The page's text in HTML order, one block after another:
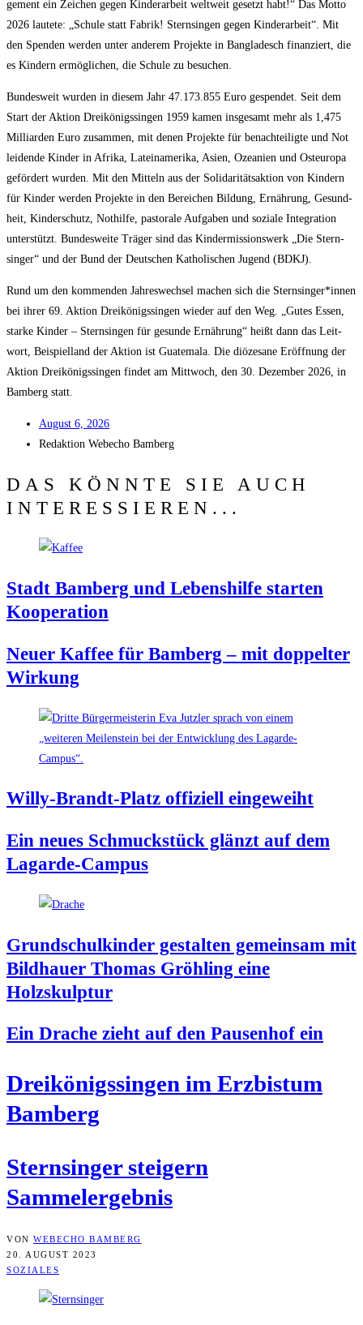
ge­ment ein Zei­chen gegen Kin­der­ar­beit welt­weit gesetzt habt!“ Das Mot­to
2026 lau­te­te: „Schu­le statt Fabrik! Stern­sin­gen gegen Kin­der­ar­beit“. Mit
den Spen­den wer­den unter ande­rem Pro­jek­te in Ban­gla­desch finan­ziert, die
es Kin­dern ermög­li­chen, die Schu­le zu besuchen.
Bun­des­weit wur­den in die­sem Jahr 47.173.855 Euro gespen­det. Seit dem
Start der Akti­on Drei­kö­nigs­sin­gen 1959 kamen ins­ge­samt mehr als 1,475
Mil­li­ar­den Euro zusam­men, mit denen Pro­jek­te für benach­tei­lig­te und Not
lei­den­de Kin­der in Afri­ka, Latein­ame­ri­ka, Asi­en, Ozea­ni­en und Ost­eu­ro­pa
geför­dert wur­den. Mit den Mit­teln aus der Soli­da­ri­täts­ak­ti­on von Kin­dern
für Kin­der wer­den Pro­jek­te in den Berei­chen Bil­dung, Ernäh­rung, Gesund­
heit, Kin­der­schutz, Not­hil­fe, pas­to­ra­le Auf­ga­ben und sozia­le Inte­gra­ti­on
unter­stützt. Bun­des­wei­te Trä­ger sind das Kin­der­mis­si­ons­werk „Die Stern­
sin­ger“ und der Bund der Deut­schen Katho­li­schen Jugend (BDKJ).
Rund um den kom­men­den Jah­res­wech­sel machen sich die Sternsinger*innen
bei ihrer 69. Akti­on Drei­kö­nigs­sin­gen wie­der auf den Weg. „Gutes Essen,
star­ke Kin­der – Stern­sin­gen für gesun­de Ernäh­rung“ heißt dann das Leit­
wort, Bei­spiel­land der Akti­on ist Gua­te­ma­la. Die diö­ze­sa­ne Eröff­nung der
Akti­on Drei­kö­nigs­sin­gen fin­det am Mitt­woch, den 30. Dezem­ber 2026, in
Bam­berg statt.
August 6, 2026
Redak­ti­on Web­echo Bamberg
DAS KÖNNTE SIE AUCH
INTERESSIEREN...
Stadt Bam­berg und Lebens­hil­fe star­ten
Kooperation
Neu­er Kaf­fee für Bam­berg – mit dop­pel­ter
Wirkung
Wil­ly-Brandt-Platz offi­zi­ell eingeweiht
Ein neu­es Schmuck­stück glänzt auf dem
Lagarde-Campus
Grund­schul­kin­der gestal­ten gemein­sam mit
Bild­hau­er Tho­mas Gröh­ling eine
Holzskulptur
Ein Dra­che zieht auf den Pau­sen­hof ein
Drei­kö­nigs­sin­gen im Erz­bis­tum
Bamberg
Stern­sin­ger stei­gern
Sammelergebnis
VON WEBECHO BAMBERG
20. AUGUST 2023
SOZIALES